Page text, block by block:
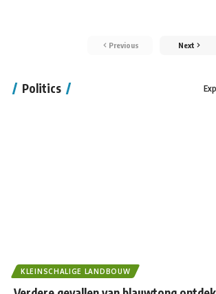
Previous Next
Politics
KLEINSCHALIGE LANDBOUW